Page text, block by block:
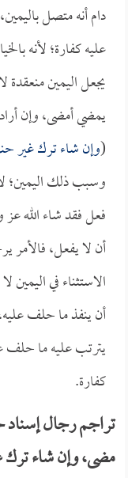
دام أنه متصل
عليه كفارة؛ لأنه
يجعل اليمين منعقدة
يمضي أمضى، وإن
(وإن شاء ترك غير
وسبب ذلك اليمين؛
فعل فقد شاء الله
أن لا يفعل، فالأمر
الاستثناء في اليمين
أن ينفذ ما حلف
يترتب عليه ما حلف
كفارة.
تراجم رجال
مضى، وإن شاء